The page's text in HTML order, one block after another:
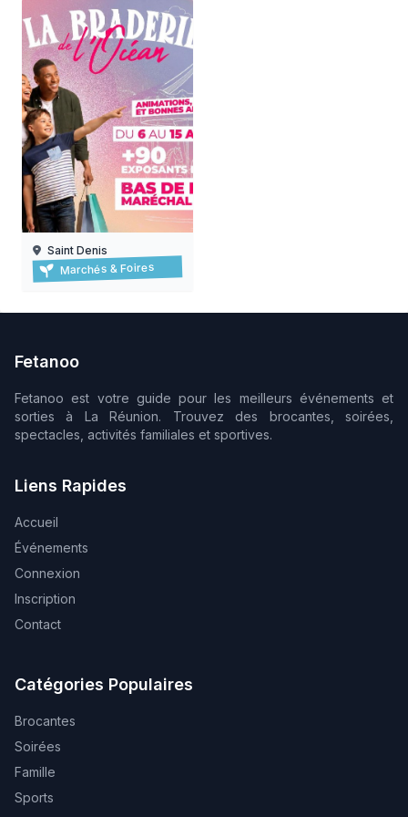
Braderie de l'océan à saint-denis
06/08/2026 au 15/08/2026
Saint Denis
Marchés & Foires
Fetanoo
Fetanoo est votre guide pour les meilleurs événements et
sorties à La Réunion. Trouvez des brocantes, soirées,
spectacles, activités familiales et sportives.
Liens Rapides
Accueil
Événements
Connexion
Inscription
Contact
Catégories Populaires
Brocantes
Soirées
Famille
Sports